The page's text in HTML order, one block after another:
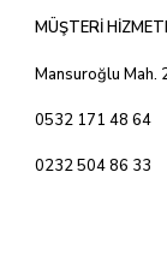
MÜŞTERİ
Mansuroğlu Mah.
0532 171 48 64
0232 504 86 33